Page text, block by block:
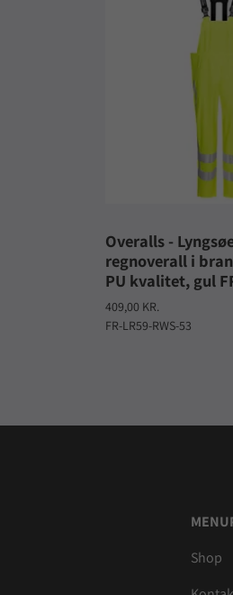
Overalls -
regnoverall i
PU kvalitet, gul
409,00 KR.
FR-LR59-RWS-53
Shop